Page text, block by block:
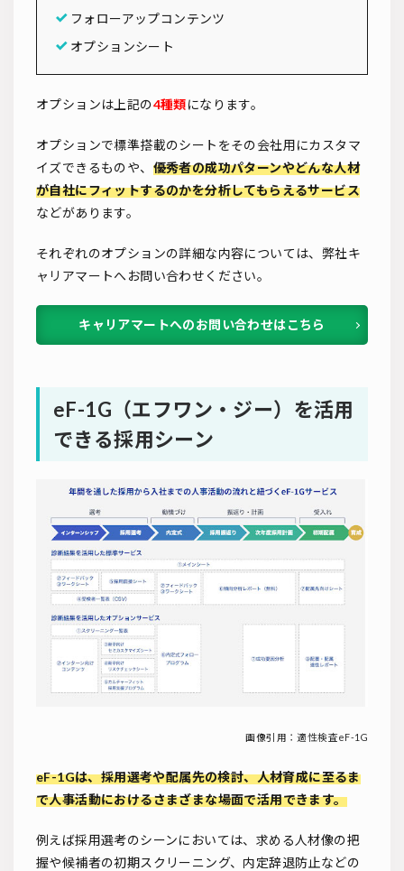
フォローアップコンテンツ
オプションシート
オプションは上記の4種類になります。
オプションで標準搭載のシートをその会社用にカスタマ
イズできるものや、 優秀者の成功パターンやどんな人材
が自社にフィットするのかを分析してもらえるサービス
などがあります。
それぞれのオプションの詳細な内容については、弊社キ
ャリアマートへお問い合わせください。
キャリアマートへのお問い合わせはこちら
eF-1G（エフワン・ジー）を活用
できる採用シーン
画像引用：適性検査eF-1G
eF-1Gは、採用選考や配属先の検討、人材育成に至るま
で人事活動におけるさまざまな場面で活用できます。
例えば採用選考のシーンにおいては、求める人材像の把
握や候補者の初期スクリーニング、内定辞退防止などの